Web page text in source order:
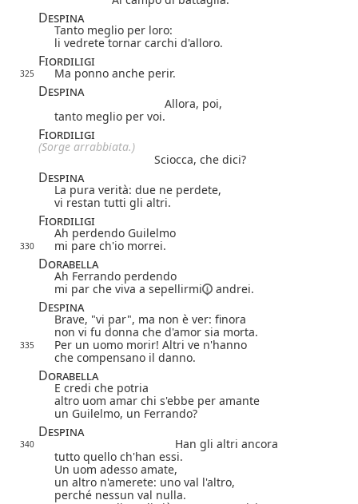
Despina
Tanto meglio per loro:
li vedrete tornar carchi d'alloro.
Fiordiligi
325 Ma ponno anche perir.
Despina
Allora, poi,
tanto meglio per voi.
Fiordiligi
(Sorge arrabbiata.)
Sciocca, che dici?
Despina
La pura verità: due ne perdete,
vi restan tutti gli altri.
Fiordiligi
Ah perdendo Guilelmo
330 mi pare ch'io morrei.
Dorabella
Ah Ferrando perdendo
mi par che viva a sepellirmi andrei.
Despina
Brave, "vi par", ma non è ver: finora
non vi fu donna che d'amor sia morta.
335
Per un uomo morir! Altri ve n'hanno
che compensano il danno.
Dorabella
E credi che potria
altro uom amar chi s'ebbe per amante
un Guilelmo, un Ferrando?
Despina
340
Han gli altri ancora
tutto quello ch'han essi.
Un uom adesso amate,
un altro n'amerete: uno val l'altro,
perché nessun val nulla.